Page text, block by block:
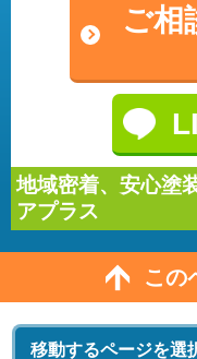
ご相
地域密着、安心塗
アプラス
この